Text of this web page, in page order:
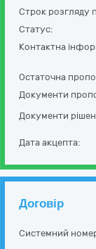
Строк розгляду
Статус:
Контактна
Остаточна
Документи
Документи
Дата акцепта:
Договір
Системний